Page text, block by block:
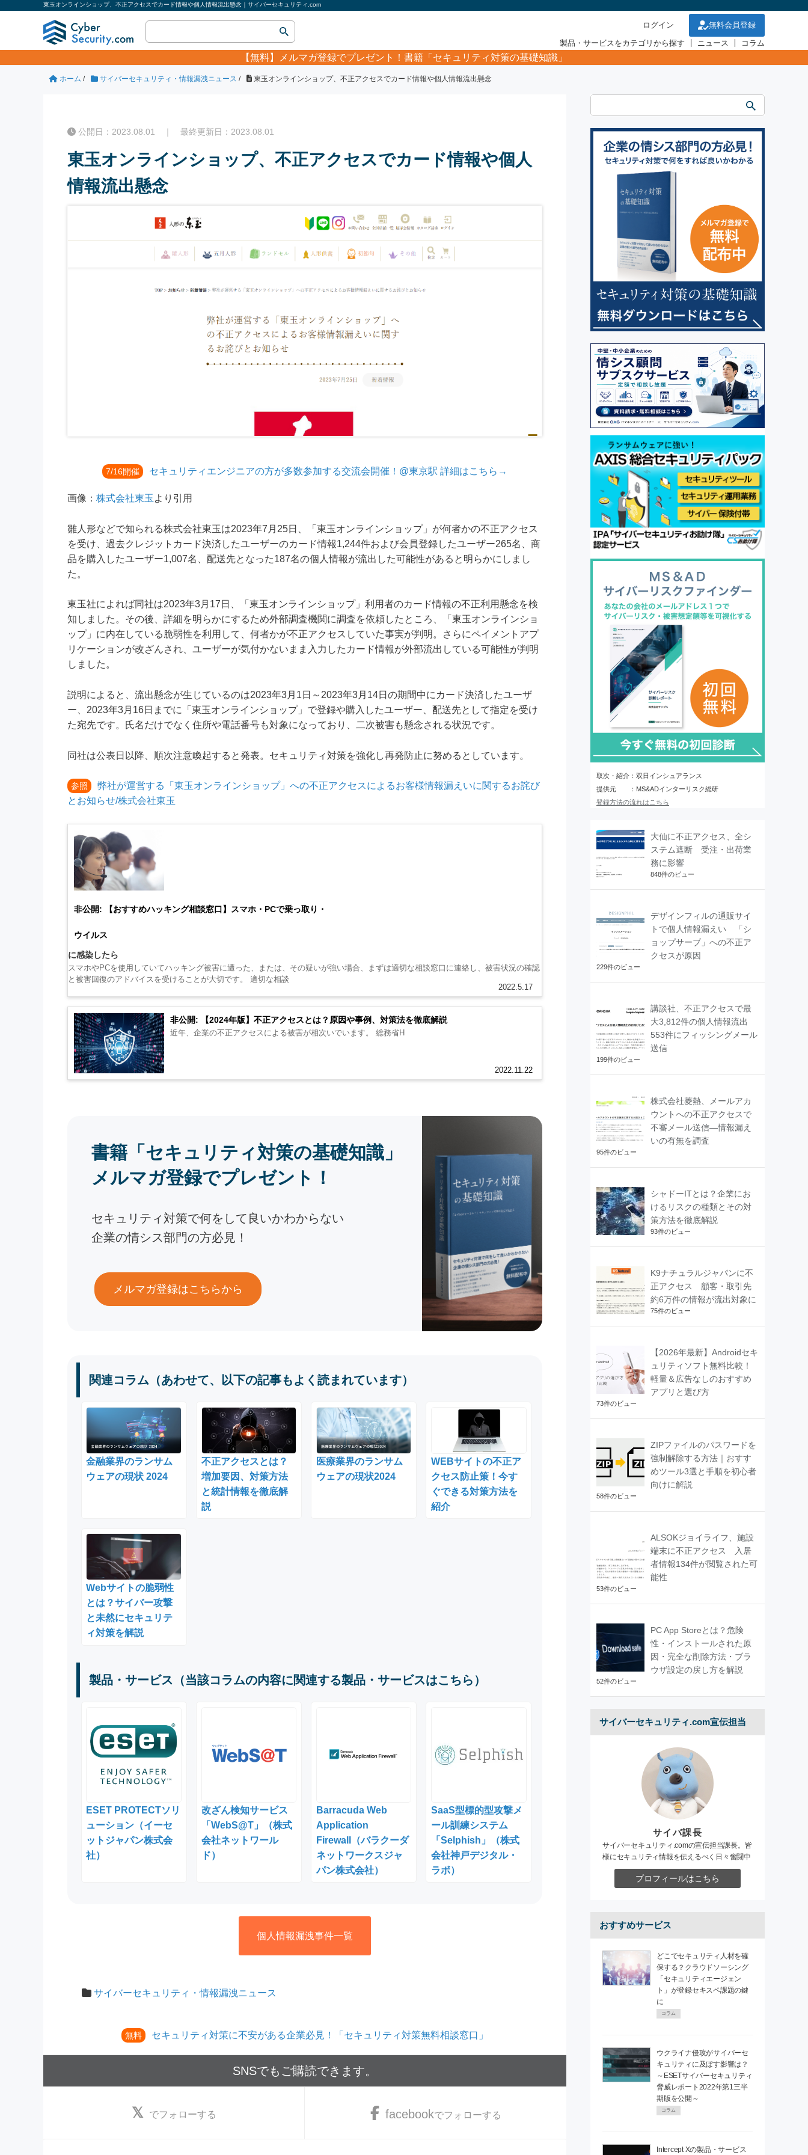
東玉オンラインショップ、不正アクセスでカード情報や個人情報流出懸念｜サイバーセキュリティ.com
ログイン
無料会員登録
製品・サービスをカテゴリから探す
ニュース コラム
【無料】 メルマガ登録でプレゼント！書籍「セキュリティ対策の基礎知識」
ホーム / サイバーセキュリティ・情報漏洩ニュース / 東玉オンラインショップ、不正アクセスでカード情報や個人情報流出懸念
公開日：2023.08.01 ｜ 最終更新日：2023.08.01
東玉オンラインショップ、不正アクセスでカード情報や個人
情報流出懸念
7/16開催 セキュリティエンジニアの方が多数参加する交流会開催！@東京駅 詳細はこちら→
画像： 株式会社東玉 より引用
雛人形などで知られる株式会社東玉は2023年7月25日、「東玉オンラインショップ」が何者かの不正アクセス
を受け、過去クレジットカード決済したユーザーのカード情報1,244件および会員登録したユーザー265名、商
品を購入したユーザー1,007名、配送先となった187名の個人情報が流出した可能性があると明らかにしまし
た。
東玉社によれば同社は2023年3月17日、「東玉オンラインショップ」利用者のカード情報の不正利用懸念を検
知しました。その後、詳細を明らかにするため外部調査機関に調査を依頼したところ、「東玉オンラインショ
ップ」に内在している脆弱性を利用して、何者かが不正アクセスしていた事実が判明。さらにペイメントアプ
リケーションが改ざんされ、ユーザーが気付かないまま入力したカード情報が外部流出している可能性が判明
しました。
説明によると、流出懸念が生じているのは2023年3月1日～2023年3月14日の期間中にカード決済したユーザ
ー、2023年3月16日までに「東玉オンラインショップ」で登録や購入したユーザー、配送先として指定を受け
た宛先です。氏名だけでなく住所や電話番号も対象になっており、二次被害も懸念される状況です。
同社は公表日以降、順次注意喚起すると発表。セキュリティ対策を強化し再発防止に努めるとしています。
参照
弊社が運営する「東玉オンラインショップ」への不正アクセスによるお客様情報漏えいに関するお詫び
とお知らせ/株式会社東玉
非公開: 【おすすめハッキング相談窓口】スマホ・PCで乗っ取り・
ウイルス
に感染したら
2022.5.17
スマホやPCを使用していてハッキング被害に遭った、または、その疑いが強い場合、まずは適切な相談窓口に連絡し、被害状況の確認
と被害回復のアドバイスを受けることが大切です。 適切な相談
非公開: 【2024年版】不正アクセスとは？原因や事例、対策法を徹底解説
2022.11.22
近年、企業の不正アクセスによる被害が相次いでいます。 総務省H
書籍「セキュリティ対策の基礎知識」
メルマガ登録でプレゼント！
セキュリティ対策で何をして良いかわからない
企業の情シス部門の方必見！
メルマガ登録はこちらから
関連コラム（あわせて、以下の記事もよく読まれています）
金融業界のランサム
ウェアの現状 2024
不正アクセスとは？
増加要因、対策方法
と統計情報を徹底解
説
医療業界のランサム
ウェアの現状2024
WEBサイトの不正ア
クセス防止策！今す
ぐできる対策方法を
紹介
Webサイトの脆弱性
とは？サイバー攻撃
と未然にセキュリテ
ィ対策を解説
製品・サービス（当該コラムの内容に関連する製品・サービスはこちら）
ESET PROTECTソリ
ューション（イーセ
ットジャパン株式会
社）
改ざん検知サービス
「WebS@T」（株式
会社ネットワール
ド）
Barracuda Web
Application
Firewall（バラクーダ
ネットワークスジャ
パン株式会社）
SaaS型標的型攻撃メ
ール訓練システム
「Selphish」（株式
会社神戸デジタル・
ラボ）
個人情報漏洩事件一覧
サイバーセキュリティ・情報漏洩ニュース
無料 セキュリティ対策に不安がある企業必見！「セキュリティ対策無料相談窓口」
SNSでもご購読できます。
でフォローする facebookでフォローする
取次・紹介：双日インシュアランス
提供元 ：MS&ADインターリスク総研
登録方法の流れはこちら
大仙に不正アクセス、全シ
ステム遮断 受注・出荷業
務に影響
848件のビュー
デザインフィルの通販サイ
トで個人情報漏えい 「シ
ョップサーブ」への不正ア
クセスが原因
229件のビュー
講談社、不正アクセスで最
大3,812件の個人情報流出
553件にフィッシングメール
送信
199件のビュー
株式会社菱熱、メールアカ
ウントへの不正アクセスで
不審メール送信―情報漏え
いの有無を調査
95件のビュー
シャドーITとは？企業にお
けるリスクの種類とその対
策方法を徹底解説
93件のビュー
K9ナチュラルジャパンに不
正アクセス 顧客・取引先
約6万件の情報が流出対象に
75件のビュー
【2026年最新】Androidセキ
ュリティソフト無料比較！
軽量＆広告なしのおすすめ
アプリと選び方
73件のビュー
ZIPファイルのパスワードを
強制解除する方法｜おすす
めツール3選と手順を初心者
向けに解説
58件のビュー
ALSOKジョイライフ、施設
端末に不正アクセス 入居
者情報134件が閲覧された可
能性
53件のビュー
PC App Storeとは？危険
性・インストールされた原
因・完全な削除方法・ブラ
ウザ設定の戻し方を解説
52件のビュー
サイバーセキュリティ.com宣伝担当
サイバ課長
サイバーセキュリティ.comの宣伝担当課長。皆
様にセキュリティ情報を伝えるべく日々奮闘中
プロフィールはこちら
おすすめサービス
どこでセキュリティ人材を確
保する？クラウドソーシング
「セキュリティエージェン
ト」が登録セキスペ課題の鍵
に
コラム
ウクライナ侵攻がサイバーセ
キュリティに及ぼす影響は？
～ESETサイバーセキュリティ
脅威レポート2022年第1三半
期版を公開～
コラム
Intercept Xの製品・サービス